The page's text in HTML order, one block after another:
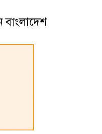
বাংলাদেশ